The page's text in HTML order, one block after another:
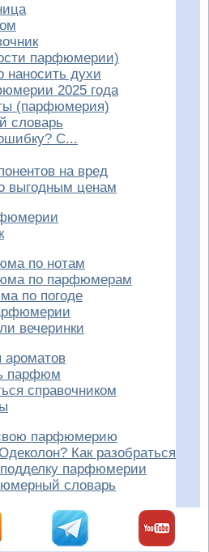
парфюмерии)
наносить духи
2025 года
(парфюмерия)
словарь
С...
на вред
выгодным ценам
по нотам
по парфюмерам
по погоде
вечеринки
ароматов
парфюм
справочником
парфюмерию
Как разобраться
парфюмерии
словарь